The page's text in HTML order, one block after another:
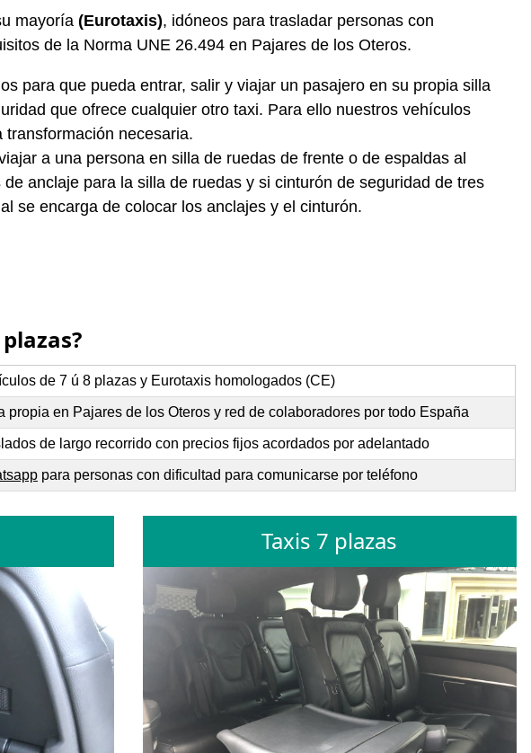
mayoría (Eurotaxis), idóneos para trasladar personas con
de la Norma UNE 26.494 en Pajares de los Oteros.
para que pueda entrar, salir y viajar un pasajero en su propia silla
que ofrece cualquier otro taxi. Para ello nuestros vehículos
necesaria.
a una persona en silla de ruedas de frente o de espaldas al
anclaje para la silla de ruedas y si cinturón de seguridad de tres
se encarga de colocar los anclajes y el cinturón.
de 7 ú 8 plazas y Eurotaxis homologados (CE)
propia en Pajares de los Oteros y red de colaboradores por todo España
de largo recorrido con precios fijos acordados por adelantado
para personas con dificultad para comunicarse por teléfono
Taxis 7 plazas